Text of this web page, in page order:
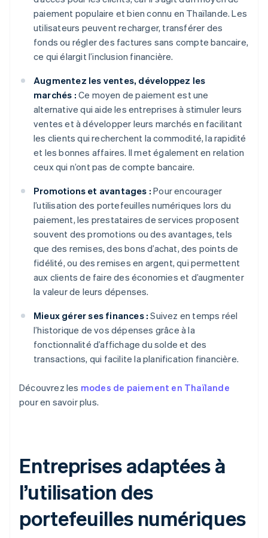
paiement populaire et bien connu en Thaïlande. Les
utilisateurs peuvent recharger, transférer des
fonds ou régler des factures sans compte bancaire,
ce qui élargit l’inclusion financière.
Augmentez les ventes, développez les
marchés : Ce moyen de paiement est une
alternative qui aide les entreprises à stimuler leurs
ventes et à développer leurs marchés en facilitant
les clients qui recherchent la commodité, la rapidité
et les bonnes affaires. Il met également en relation
ceux qui n’ont pas de compte bancaire.
Promotions et avantages : Pour encourager
l’utilisation des portefeuilles numériques lors du
paiement, les prestataires de services proposent
souvent des promotions ou des avantages, tels
que des remises, des bons d’achat, des points de
fidélité, ou des remises en argent, qui permettent
aux clients de faire des économies et d’augmenter
la valeur de leurs dépenses.
Mieux gérer ses finances : Suivez en temps réel
l’historique de vos dépenses grâce à la
fonctionnalité d’affichage du solde et des
transactions, qui facilite la planification financière.
Découvrez les modes de paiement en Thaïlande
pour en savoir plus.
Entreprises adaptées à
l’utilisation des
portefeuilles numériques